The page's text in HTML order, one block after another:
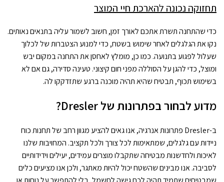
תחזוקה נכונה להארכת חיי המוצר
כדי שהתחנה תשרת אתכם לאורך זמן, חשוב לשמור עליה בתנאים נאותים.
נקו את הגלגלים לאחר שימוש בשטח, כדי למנוע הצטברות של לכלוך
שעלול לפגוע בתנועה. כמו כן, מומלץ לאחסן את התחנה במקום יבש
ומוצל, כדי להגן על הסוללה מפני חום קיצוני. טעינה סדירה, גם אם לא
בשימוש תכוף, תבטיח שהיא תהיה מוכנה ברגע שתזדקקו לה.
מדוע לבחור בפתרונות של Dresler?
ב-Dresler פתרונות אנרגיה, אנו גאים להציע מגוון רחב של תחנות כוח
ניידות עם גלגלים, שמתאימות לכל צורך ולכל תקציב. המחויבות שלנו
לאיכות ולחדשנות מבטיחה שתקבלו מוצרים עמידים, יעילים וידידותיים
לסביבה. אנו מבינים שהשטח יכול להיות מאתגר, ולכן אנו מציעים כלים